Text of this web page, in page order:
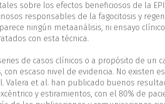
sobre los efectos beneficiosos de la
responsables de la fagocitosis y
ningún metaanálisis, ni ensayo
con esta técnica.
de casos clínicos o a propósito de un
escaso nivel de evidencia. No existen
Valera et al. han publicado buenos
y estiramientos, con el 80% de